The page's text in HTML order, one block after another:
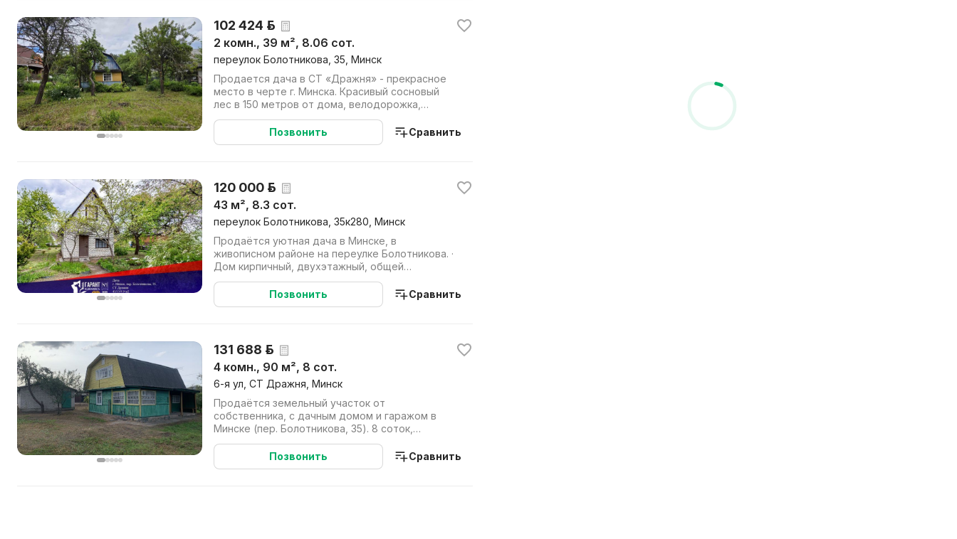
102 424 р.
2 комн., 39 м², 8.06 сот.
переулок Болотникова, 35, Минск
Продается дача в СТ «Дражня» - прекрасное
место в черте г. Минска. Красивый сосновый
лес в 150 метров от дома, велодорожка,
лыжероллерная трасса - о...
Позвонить
Сравнить
120 000 р.
43 м², 8.3 сот.
переулок Болотникова, 35к280, Минск
Продаётся уютная дача в Минске, в
живописном районе на переулке Болотникова. ·
Дом кирпичный, двухэтажный, общей
площадью 46 м2, оформлен по техпаспо...
Позвонить
Сравнить
131 688 р.
4 комн., 90 м², 8 сот.
6-я ул, СТ Дражня, Минск
Продаётся земельный участок от
собственника, с дачным домом и гаражом в
Минске (пер. Болотникова, 35). 8 соток,
прямоугольная форма, сухой, без переп...
Позвонить
Сравнить